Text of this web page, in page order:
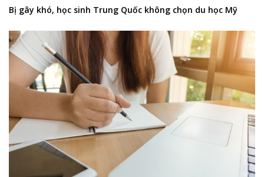
Bị gây khó, học sinh Trung Quốc không chọn du học Mỹ